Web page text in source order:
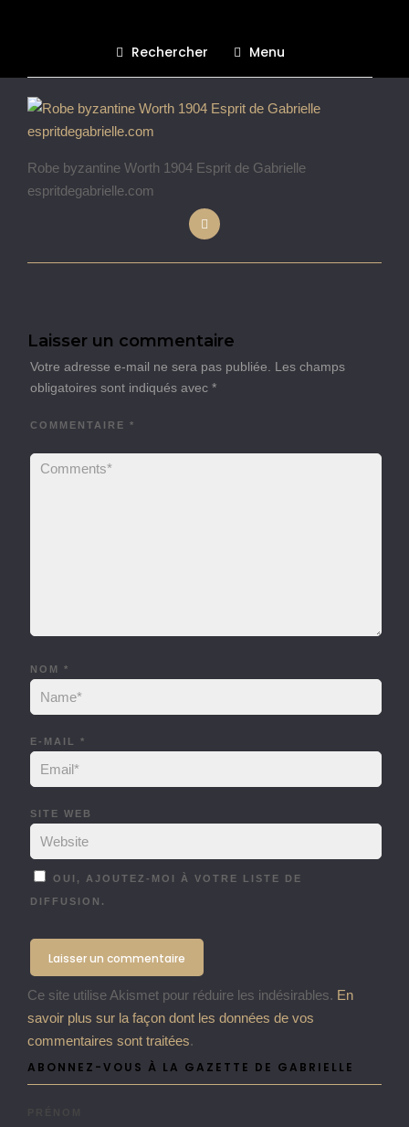
Rechercher Menu
Publié le 15 novembre 2018
Robe byzantine Worth 1904 Esprit de Gabrielle
espritdegabrielle.com
Laisser un commentaire
Votre adresse e-mail ne sera pas publiée.
Les champs
obligatoires sont indiqués avec *
COMMENTAIRE *
NOM *
E-MAIL *
SITE WEB
OUI, AJOUTEZ-MOI À VOTRE LISTE DE
DIFFUSION.
Ce site utilise Akismet pour réduire les indésirables. En
savoir plus sur la façon dont les données de vos
commentaires sont traitées.
ABONNEZ-VOUS À LA GAZETTE DE GABRIELLE